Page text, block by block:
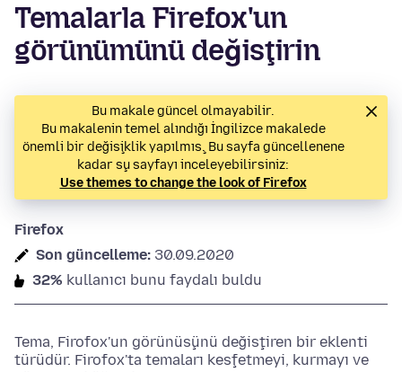
Temalarla Firefox'un
görünümünü değiştirin
Bu makale güncel olmayabilir.
Bu makalenin temel alındığı İngilizce makalede
önemli bir değişiklik yapılmış. Bu sayfa güncellenene
kadar şu sayfayı inceleyebilirsiniz:
Use themes to change the look of Firefox
Firefox
Son güncelleme: 30.09.2020
32% kullanıcı bunu faydalı buldu
Tema, Firofox'un görünüşünü değiştiren bir eklenti
türüdür. Firofox'ta temaları keşfetmeyi, kurmayı ve